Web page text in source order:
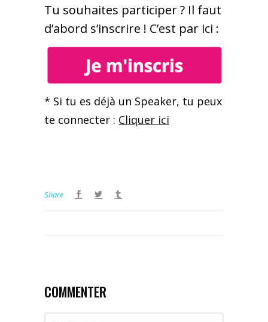
Tu souhaites participer ? Il faut
d’abord s’inscrire ! C’est par ici :
* Si tu es déjà un Speaker, tu peux
te connecter : Cliquer ici
Share
COMMENTER